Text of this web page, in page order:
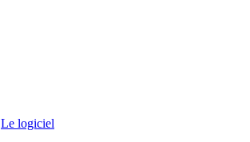
Le logiciel